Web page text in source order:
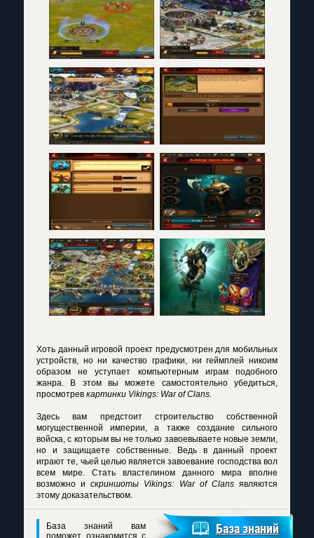
Хоть данный игровой проект предусмотрен для мобильных
устройств, но ни качество графики, ни геймплей никоим
образом не уступает компьютерным играм подобного
жанра. В этом вы можете самостоятельно убедиться,
просмотрев картинки Vikings: War of Clans.
Здесь вам предстоит строительство собственной
могущественной империи, а также создание сильного
войска, с которым вы не только завоевываете новые земли,
но и защищаете собственные. Ведь в данный проект
играют те, чьей целью является завоевание господства вол
всем мире. Стать властелином данного мира вполне
возможно искриншоты Vikings: War of Clansявляются
этому доказательством.
База знаний вам
поможет ознакомится с
База знаний